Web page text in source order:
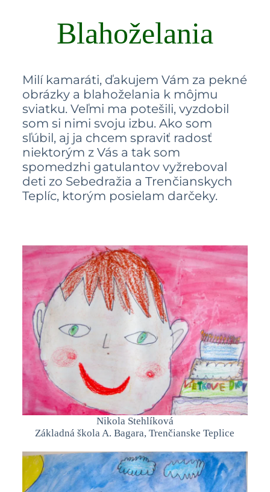
Blahoželania
Milí kamaráti, ďakujem Vám za pekné
obrázky a blahoželania k môjmu
sviatku. Veľmi ma potešili, vyzdobil
som si nimi svoju izbu. Ako som
sľúbil, aj ja chcem spraviť radosť
niektorým z Vás a tak som
spomedzhi gatulantov vyžreboval
deti zo Sebedražia a Trenčianskych
Teplíc, ktorým posielam darčeky.
Nikola Stehlíková
Základná škola A. Bagara, Trenčianske Teplice